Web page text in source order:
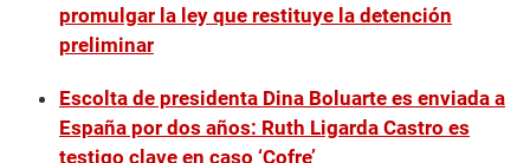
promulgar la ley que restituye la detención
preliminar
Escolta de presidenta Dina Boluarte es enviada a
España por dos años: Ruth Ligarda Castro es
testigo clave en caso ‘Cofre’